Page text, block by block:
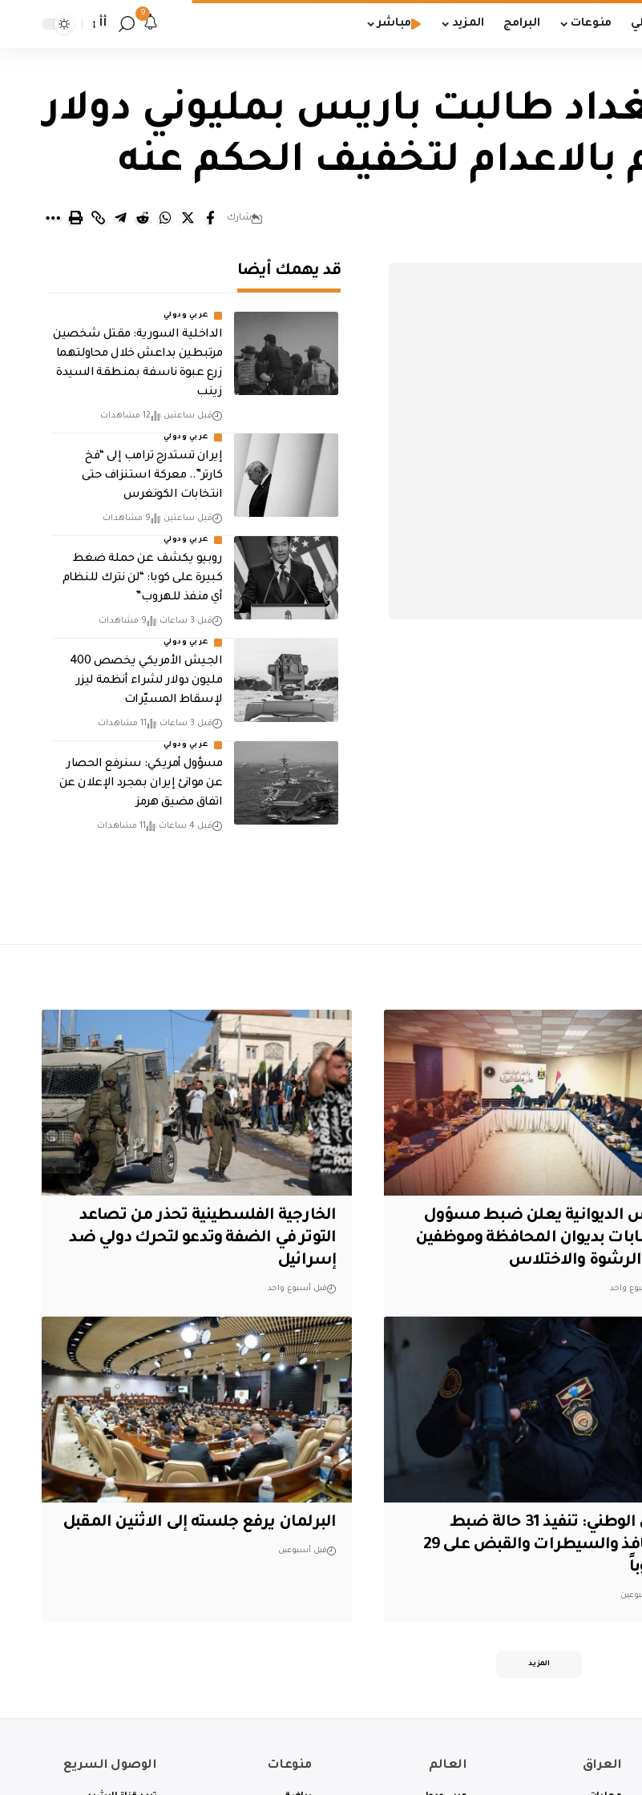
منوعات البرامج المزيد مباشر
9
أأ
طالبت باريس بمليوني دولار
لتخفيف الحكم عنه
شارك
قد يهمك أيضا
عربي ودولي
الداخلية السورية: مقتل شخصين
مرتبطين بداعش خلال محاولتهما
زرع عبوة ناسفة بمنطقة السيدة
زينب
قبل ساعتين 12 مشاهدات
عربي ودولي
إيران تستدرج ترامب إلى “فخ
كارتر”.. معركة استنزاف حتى
انتخابات الكونغرس
قبل ساعتين 9 مشاهدات
عربي ودولي
روبيو يكشف عن حملة ضغط
كبيرة على كوبا: “لن نترك للنظام
أي منفذ للهروب”
قبل 3 ساعات 9 مشاهدات
عربي ودولي
الجيش الأمريكي يخصص 400
مليون دولار لشراء أنظمة ليزر
لإسقاط المسيّرات
قبل 3 ساعات 11 مشاهدات
عربي ودولي
مسؤول أمريكي: سنرفع الحصار
عن موانئ إيران بمجرد الإعلان عن
اتفاق مضيق هرمز
قبل 4 ساعات 11 مشاهدات
الديوانية يعلن ضبط مسؤول
بديوان المحافظة وموظفين
والاختلاس
واحد
الخارجية الفلسطينية تحذر من تصاعد
التوتر في الضفة وتدعو لتحرك دولي ضد
إسرائيل
قبل أسبوع واحد
الأمن الوطني: تنفيذ 31 حالة ضبط
بالمنافذ والسيطرات والقبض على 29
البرلمان يرفع جلسته إلى الاثنين المقبل
قبل أسبوعين
المزيد
العراق العالم منوعات الوصول السريع